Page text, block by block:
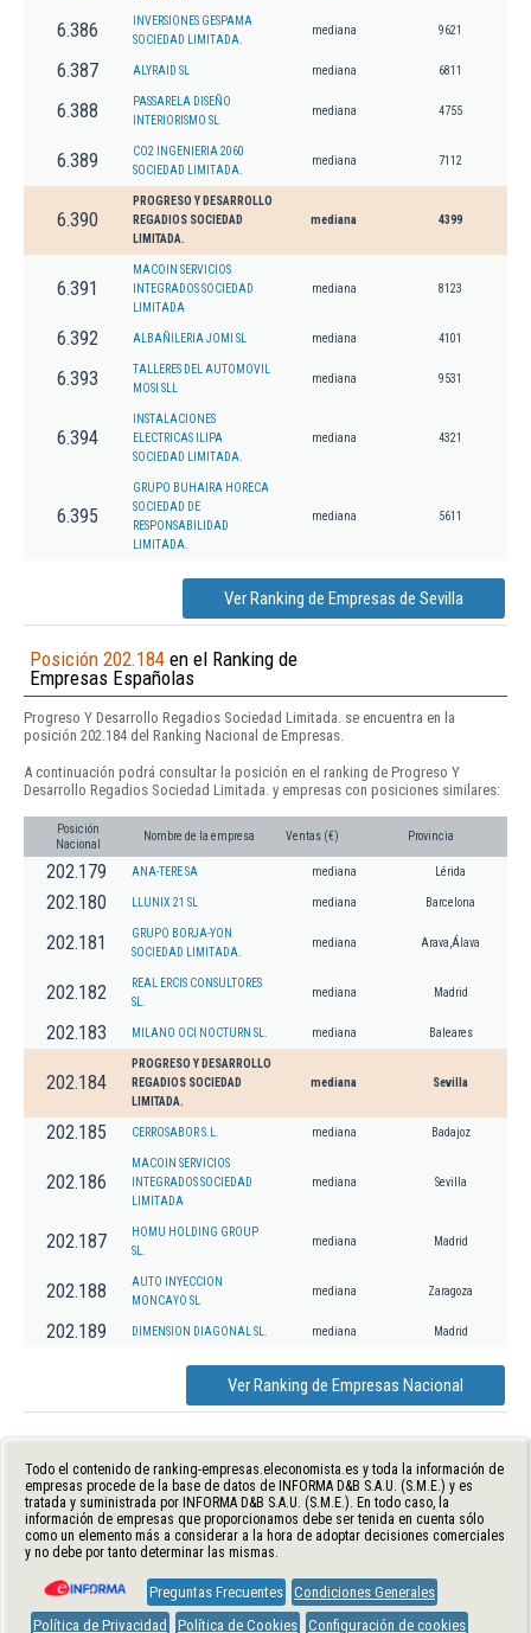
6.386
INVERSIONES GESPAMA
SOCIEDAD LIMITADA.
mediana 9621
6.387 ALYRAID SL mediana 6811
6.388
PASSARELA DISEÑO
INTERIORISMO SL
mediana 4755
6.389
CO2 INGENIERIA 2060
SOCIEDAD LIMITADA.
mediana 7112
6.390
PROGRESO Y DESARROLLO
REGADIOS SOCIEDAD
LIMITADA.
mediana 4399
6.391
MACOIN SERVICIOS
INTEGRADOS SOCIEDAD
LIMITADA
mediana 8123
6.392 ALBAÑILERIA JOMI SL mediana 4101
6.393
TALLERES DEL AUTOMOVIL
MOSI SLL
mediana 9531
6.394
INSTALACIONES
ELECTRICAS ILIPA
SOCIEDAD LIMITADA.
mediana 4321
6.395
GRUPO BUHAIRA HORECA
SOCIEDAD DE
RESPONSABILIDAD
LIMITADA.
mediana 5611
Ver Ranking de Empresas de Sevilla
Posición 202.184 en el Ranking de
Empresas Españolas
Progreso Y Desarrollo Regadios Sociedad Limitada. se encuentra en la
posición 202.184 del Ranking Nacional de Empresas.
A continuación podrá consultar la posición en el ranking de Progreso Y
Desarrollo Regadios Sociedad Limitada. y empresas con posiciones similares:
Posición
Nacional
Nombre de la empresa Ventas (€) Provincia
202.179 ANA-TERE SA mediana Lérida
202.180 LLUNIX 21 SL mediana Barcelona
202.181
GRUPO BORJA-YON
SOCIEDAD LIMITADA.
mediana Arava,Álava
202.182
REAL ERCIS CONSULTORES
SL.
mediana Madrid
202.183 MILANO OCI NOCTURN SL. mediana Baleares
202.184
PROGRESO Y DESARROLLO
REGADIOS SOCIEDAD
LIMITADA.
mediana Sevilla
202.185 CERROSABOR S.L. mediana Badajoz
202.186
MACOIN SERVICIOS
INTEGRADOS SOCIEDAD
LIMITADA
mediana Sevilla
202.187
HOMU HOLDING GROUP
SL.
mediana Madrid
202.188
AUTO INYECCION
MONCAYO SL
mediana Zaragoza
202.189 DIMENSION DIAGONAL SL. mediana Madrid
Ver Ranking de Empresas Nacional
Todo el contenido de ranking-empresas.eleconomista.es y toda la información de
empresas procede de la base de datos de INFORMA D&B S.A.U. (S.M.E.) y es
tratada y suministrada por INFORMA D&B S.A.U. (S.M.E.). En todo caso, la
información de empresas que proporcionamos debe ser tenida en cuenta sólo
como un elemento más a considerar a la hora de adoptar decisiones comerciales
y no debe por tanto determinar las mismas.
Preguntas Frecuentes Condiciones Generales
Política de Privacidad
Política de Cookies Configuración de cookies